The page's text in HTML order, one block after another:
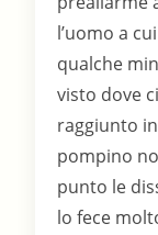
l’uomo a
qualche
visto dove
raggiunto
pompino
punto le
lo fece